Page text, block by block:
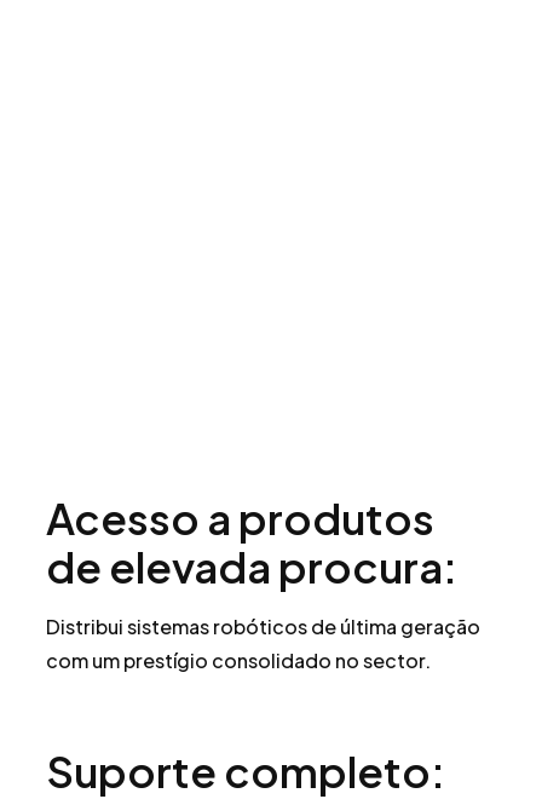
Acesso a produtos
de elevada procura:
Distribui sistemas robóticos de última geração
com um prestígio consolidado no sector.
Suporte completo: